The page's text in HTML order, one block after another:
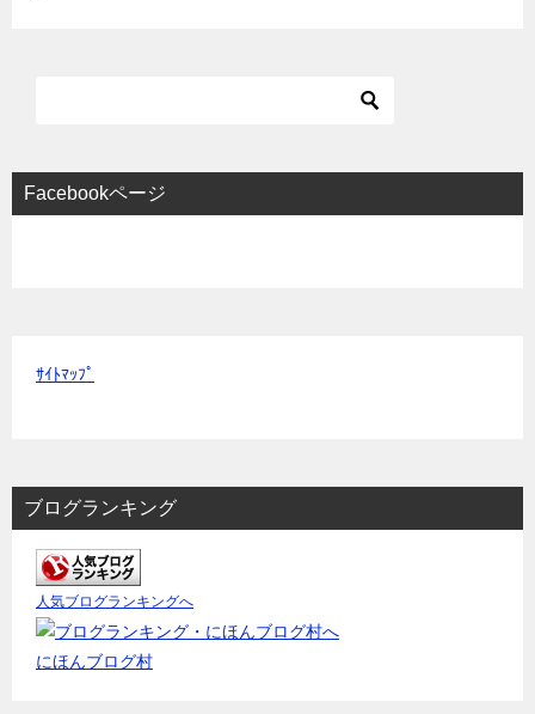
Facebookページ
ｻｲﾄﾏｯﾌﾟ
ブログランキング
人気ブログランキングへ
にほんブログ村